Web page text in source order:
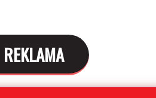
REKLAMA